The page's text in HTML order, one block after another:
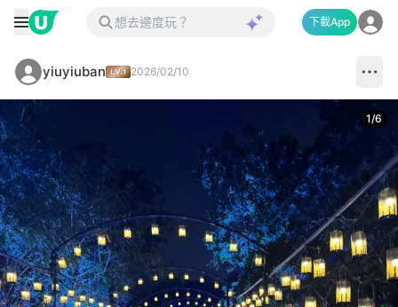
下載App
yiuyiuban 2026/02/10
1/6